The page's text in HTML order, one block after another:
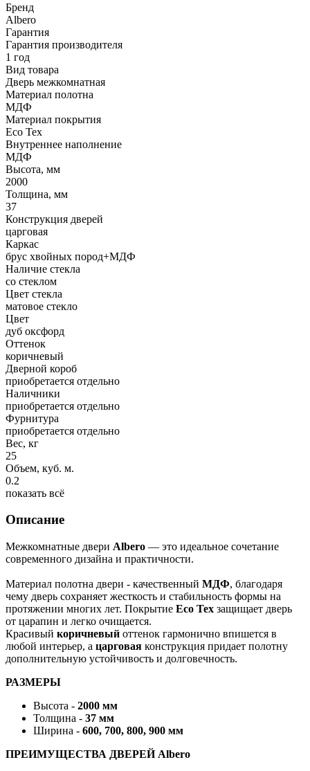
Бренд
Albero
Гарантия
Гарантия производителя
1 год
Вид товара
Дверь межкомнатная
Материал полотна
МДФ
Материал покрытия
Eco Tex
Внутреннее наполнение
МДФ
Высота, мм
2000
Толщина, мм
37
Конструкция дверей
царговая
Каркас
брус хвойных пород+МДФ
Наличие стекла
со стеклом
Цвет стекла
матовое стекло
Цвет
дуб оксфорд
Оттенок
коричневый
Дверной короб
приобретается отдельно
Наличники
приобретается отдельно
Фурнитура
приобретается отдельно
Вес, кг
25
Объем, куб. м.
0.2
показать всё
Описание
Межкомнатные двери Albero — это идеальное сочетание
современного дизайна и практичности.
Материал полотна двери - качественный МДФ, благодаря
чему дверь сохраняет жесткость и стабильность формы на
протяжении многих лет. Покрытие Eco Tex защищает дверь
от царапин и легко очищается.
Красивый коричневый оттенок гармонично впишется в
любой интерьер, а царговая конструкция придает полотну
дополнительную устойчивость и долговечность.
РАЗМЕРЫ
Высота - 2000 мм
Толщина - 37 мм
Ширина - 600, 700, 800, 900 мм
ПРЕИМУЩЕСТВА ДВЕРЕЙ Albero